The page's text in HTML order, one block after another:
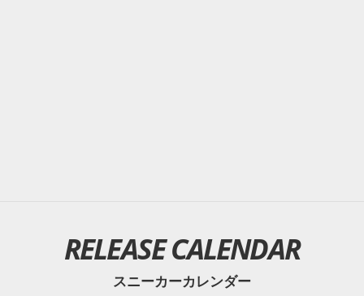
RELEASE CALENDAR
スニーカーカレンダー